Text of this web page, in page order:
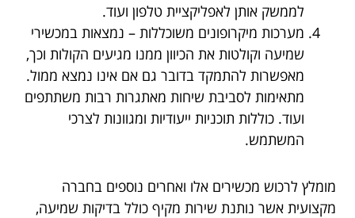
לממשק אותן לאפליקציית טלפון ועוד.
מערכות מיקרופונים משוכללות – נמצאות במכשירי
שמיעה וקולטות את הכיוון ממנו מגיעים הקולות וכך,
מאפשרות להתמקד בדובר גם אם אינו נמצא ממול.
מתאימות לסביבת שיחות מאתגרות רבות משתתפים
ועוד. כוללות תוכניות ייעודיות ומגוונות לצרכי
המשתמש.
מומלץ לרכוש מכשירים אלו ואחרים נוספים בחברה
מקצועית אשר נותנת שירות מקיף כולל בדיקות שמיעה,